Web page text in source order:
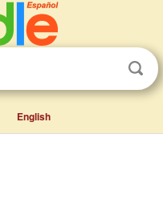
English